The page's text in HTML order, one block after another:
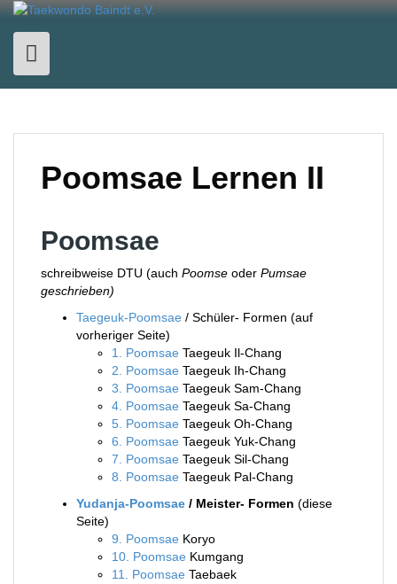
Skip
content
Poomsae Lernen II
Poomsae
schreibweise DTU (auch Poomse oder Pumsae
geschrieben)
Taegeuk-Poomsae / Schüler- Formen (auf
vorheriger Seite)
1. Poomsae Taegeuk Il-Chang
2. Poomsae Taegeuk Ih-Chang
3. Poomsae Taegeuk Sam-Chang
4. Poomsae Taegeuk Sa-Chang
5. Poomsae Taegeuk Oh-Chang
6. Poomsae Taegeuk Yuk-Chang
7. Poomsae Taegeuk Sil-Chang
8. Poomsae Taegeuk Pal-Chang
Yudanja-Poomsae / Meister- Formen (diese
Seite)
9. Poomsae Koryo
10. Poomsae Kumgang
11. Poomsae Taebaek